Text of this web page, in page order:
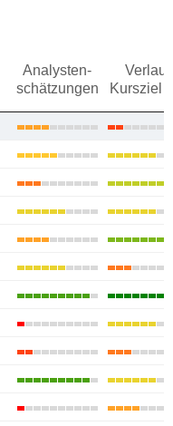
Analysten-
schätzungen
Verlauf
Kursziel